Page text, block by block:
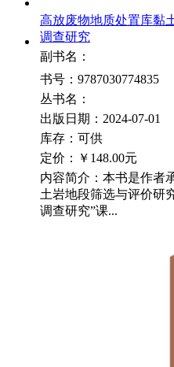
高放废物地质处置库黏
调查研究
副书名：
书号：9787030774835
丛书名：
出版日期：2024-07-01
库存：可供
定价：
￥148.00元
内容简介：本书是作者
土岩地段筛选与评价研
调查研究”课...